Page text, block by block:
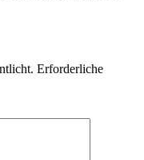
Erforderliche